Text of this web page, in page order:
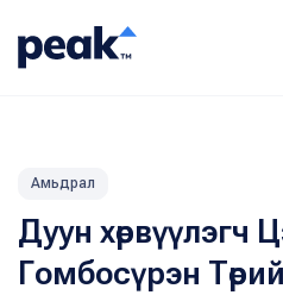
Амьдрал
Дуун хөрвүүлэгч
Гомбосүрэн